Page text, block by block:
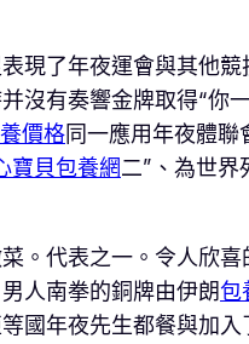
現了年夜運會與其他
沒有奏響金牌取得“你
價格同一應用年夜體聯
寶貝包養網二”、為世
。代表之一。令人欣
人南拳的銅牌由伊朗包
國年夜先生都餐與加